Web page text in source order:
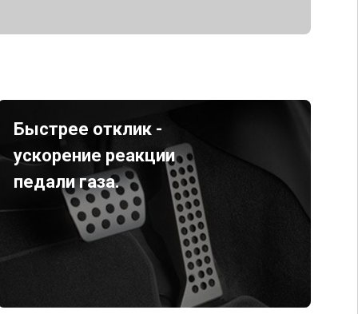
Быстрее отклик -
ускорение реакции
педали газа.